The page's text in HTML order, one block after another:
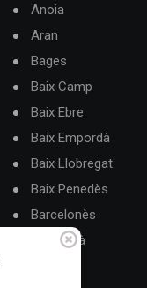
Anoia
Aran
Bages
Baix Camp
Baix Ebre
Baix Empordà
Baix Llobregat
Baix Penedès
Barcelonès
Berguedà